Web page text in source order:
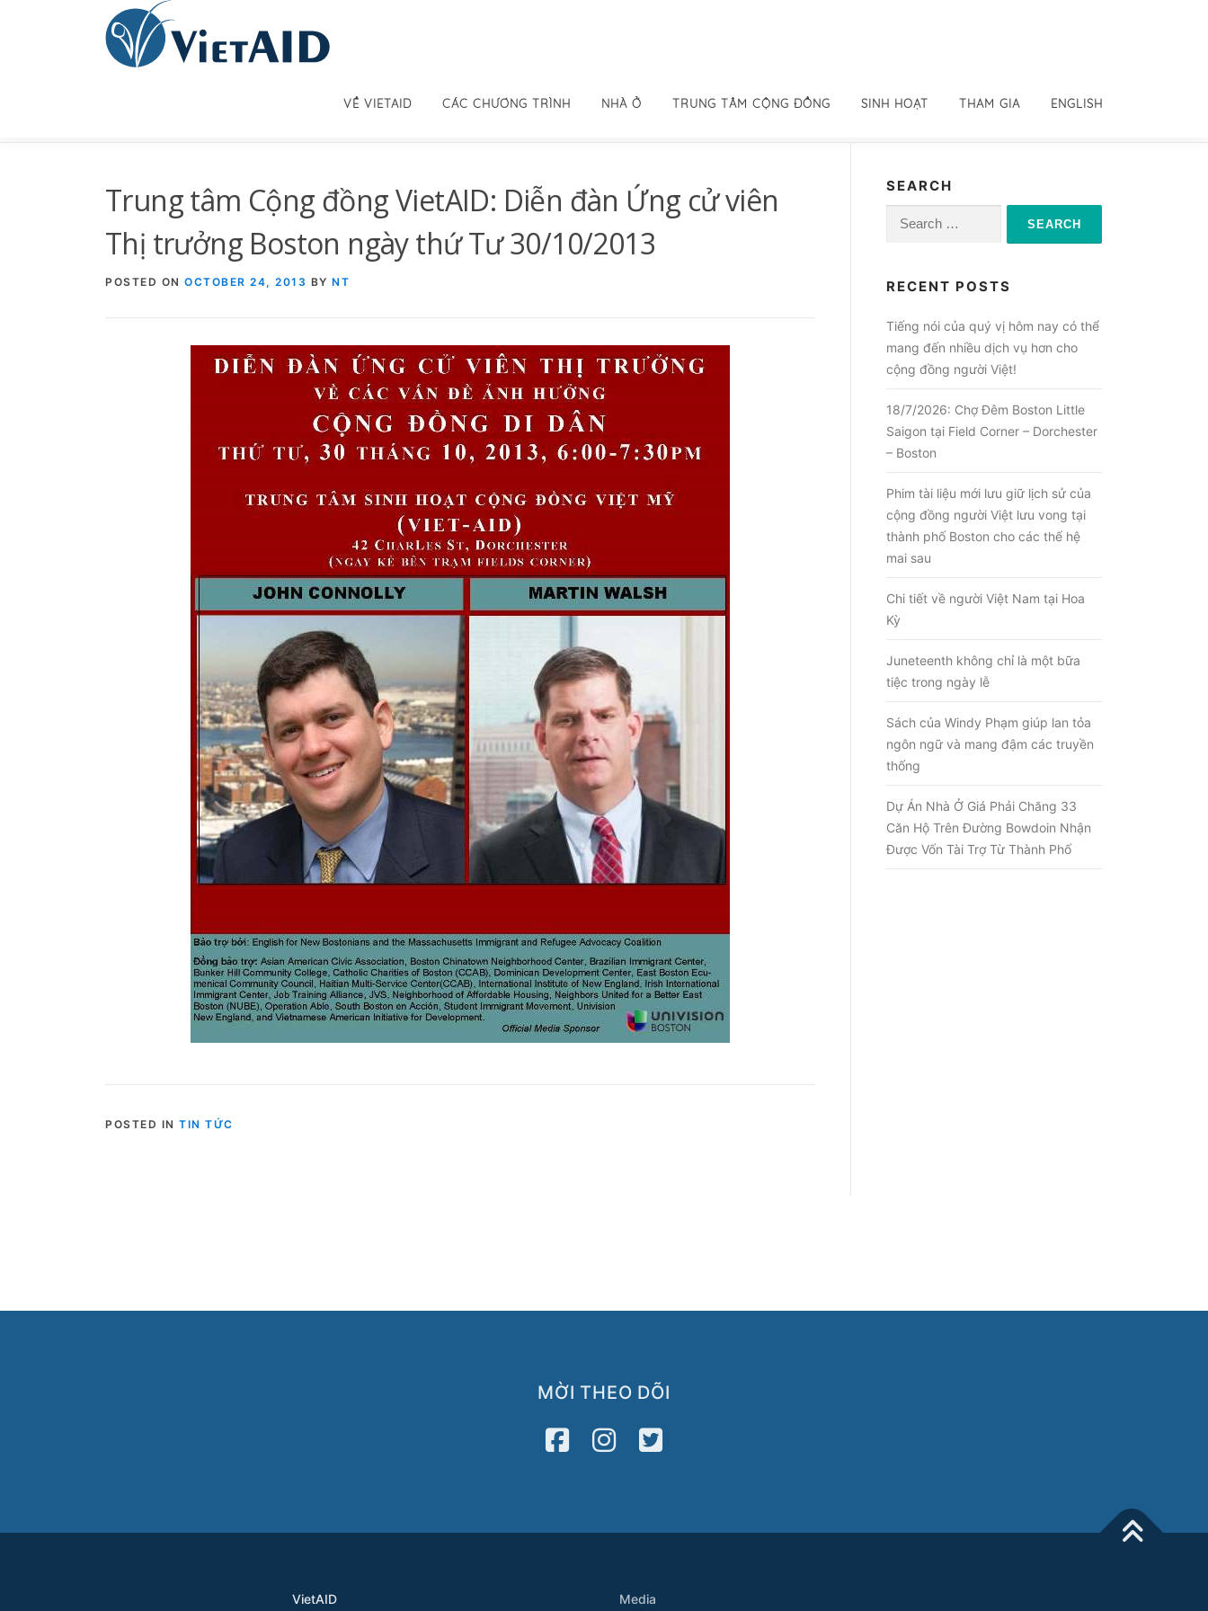
VỀ VIETAID CÁC CHƯƠNG TRÌNH NHÀ Ở TRUNG TÂM CỘNG ĐỒNG SINH HOẠT THAM GIA ENGLISH
Trung tâm Cộng đồng VietAID: Diễn đàn Ứng cử viên
Thị trưởng Boston ngày thứ Tư 30/10/2013
POSTED ON OCTOBER 24, 2013 BY NT
POSTED IN TIN TỨC
SEARCH
Search
RECENT POSTS
Tiếng nói của quý vị hôm nay có thể
mang đến nhiều dịch vụ hơn cho
cộng đồng người Việt!
18/7/2026: Chợ Đêm Boston Little
Saigon tại Field Corner – Dorchester
– Boston
Phim tài liệu mới lưu giữ lịch sử của
cộng đồng người Việt lưu vong tại
thành phố Boston cho các thế hệ
mai sau
Chi tiết về người Việt Nam tại Hoa
Kỳ
Juneteenth không chỉ là một bữa
tiệc trong ngày lễ
Sách của Windy Phạm giúp lan tỏa
ngôn ngữ và mang đậm các truyền
thống
Dự Án Nhà Ở Giá Phải Chăng 33
Căn Hộ Trên Đường Bowdoin Nhận
Được Vốn Tài Trợ Từ Thành Phố
MỜI THEO DÕI
VietAID
Media